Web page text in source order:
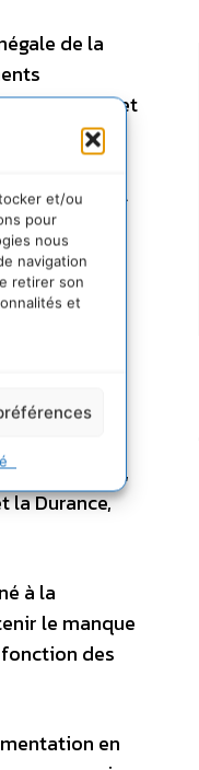
et/ou
pour
nous
navigation
retirer son
et
de la
déficitaires et
en PACA
en tout cas
et
cours d’eau,
la Durance,
à la
le manque
des
en